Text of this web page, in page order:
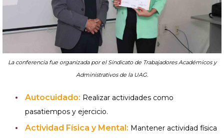
La conferencia fue organizada por el Sindicato de Trabajadores Académicos y
Administrativos de la UAG.
Autocuidado: Realizar actividades como
pasatiempos y ejercicio.
Actividad Física y Mental: Mantener actividad física